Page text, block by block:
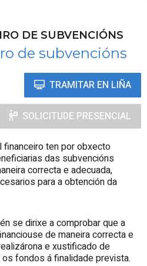
DE SUBVENCIÓNS
de subvencións
TRAMITAR EN LIÑA
SOLICITUDE PRESENCIAL
ten por obxecto
das subvencións
correcta e adecuada,
para a obtención da
se dirixe a comprobar que a
de maneira correcta e
e xustificado de
fondos á finalidade prevista.